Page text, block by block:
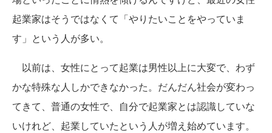
起業家はそうではなくて「やりたいことをやっていま
す」という人が多い。
以前は、女性にとって起業は男性以上に大変で、わず
かな特殊な人しかできなかった。だんだん社会が変わっ
てきて、普通の女性で、自分で起業家とは認識していな
いけれど、起業していたという人が増え始めています。